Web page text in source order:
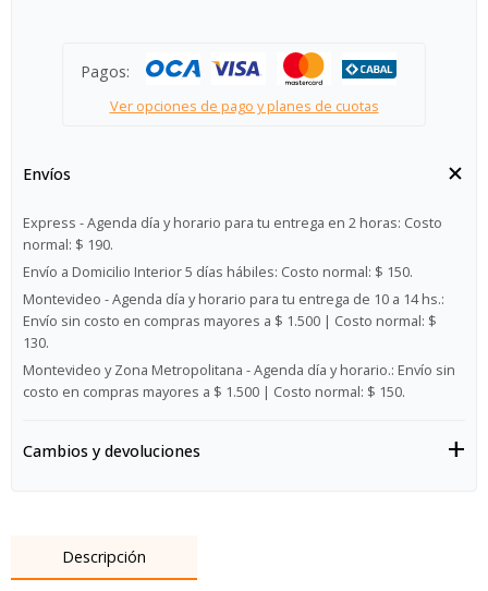
Pagos:
Ver opciones de pago y planes de cuotas
Envíos
Express - Agenda día y horario para tu entrega en 2 horas: Costo
normal: $ 190.
Envío a Domicilio Interior 5 días hábiles: Costo normal: $ 150.
Montevideo - Agenda día y horario para tu entrega de 10 a 14 hs.:
Envío sin costo en compras mayores a $ 1.500 | Costo normal: $
130.
Montevideo y Zona Metropolitana - Agenda día y horario.: Envío sin
costo en compras mayores a $ 1.500 | Costo normal: $ 150.
Cambios y devoluciones
Descripción